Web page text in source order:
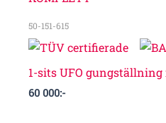
50-151-615
1-sits UFO
60 000:-